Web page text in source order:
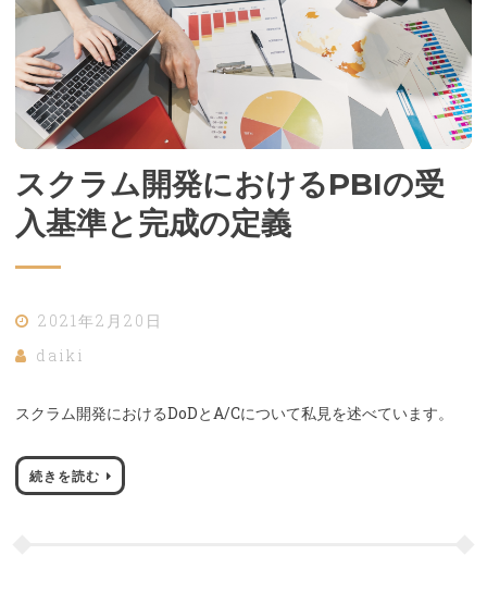
スクラム開発におけるPBIの受
入基準と完成の定義
2021年2月20日
daiki
スクラム開発におけるDoDとA/Cについて私見を述べています。
続きを読む